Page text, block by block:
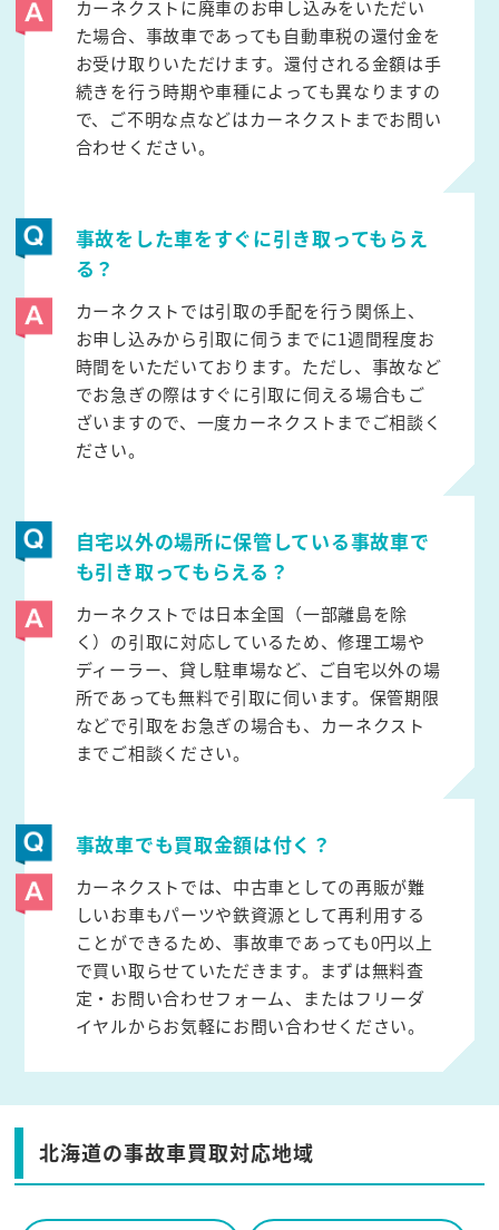
カーネクストに廃車のお申し込みをいただい
た場合、事故車であっても自動車税の還付金を
お受け取りいただけます。還付される金額は手
続きを行う時期や車種によっても異なりますの
で、ご不明な点などはカーネクストまでお問い
合わせください。
事故をした車をすぐに引き取ってもらえ
る？
カーネクストでは引取の手配を行う関係上、
お申し込みから引取に伺うまでに1週間程度お
時間をいただいております。ただし、事故など
でお急ぎの際はすぐに引取に伺える場合もご
ざいますので、一度カーネクストまでご相談く
ださい。
自宅以外の場所に保管している事故車で
も引き取ってもらえる？
カーネクストでは日本全国（一部離島を除
く）の引取に対応しているため、修理工場や
ディーラー、貸し駐車場など、ご自宅以外の場
所であっても無料で引取に伺います。保管期限
などで引取をお急ぎの場合も、カーネクスト
までご相談ください。
事故車でも買取金額は付く？
カーネクストでは、中古車としての再販が難
しいお車もパーツや鉄資源として再利用する
ことができるため、事故車であっても0円以上
で買い取らせていただきます。まずは無料査
定・お問い合わせフォーム、またはフリーダ
イヤルからお気軽にお問い合わせください。
北海道の事故車買取対応地域